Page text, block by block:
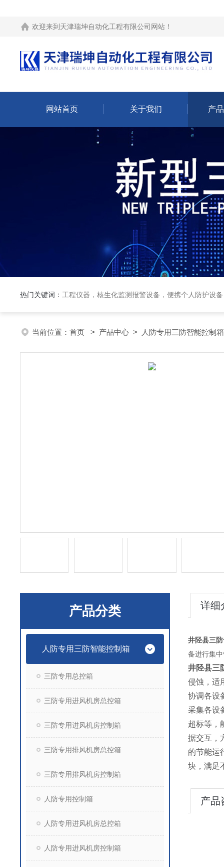
欢迎来到 天津瑞坤自动化工程有限公司网站 ！
网站首页 关于我们 产
热门关键词： 工程仪器，核生化监测报警设备，便携个人防护设
当前位置： 首页 > 产品中心 > 人防专用三防智能控制箱
产品分类
人防专用三防智能控制箱
三防专用总控箱
三防专用进风机房总控箱
三防专用进风机房控制箱
三防专用排风机房总控箱
三防专用排风机房控制箱
人防专用控制箱
人防专用进风机房总控箱
人防专用进风机房控制箱
详细
井陉县三
备进行集
井陉县三
侵蚀，适
协调各设
采集各设
超标等，
据交互，
的节能运
块，满足
产品